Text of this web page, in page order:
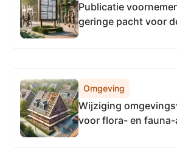
Publicatie
geringe pacht voor
Omgeving
Wijziging
voor flora- en